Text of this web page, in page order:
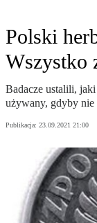
Polski
Wszystko
Badacze ustalili,
używany, gdyby nie
Publikacja: 23.09.2021 21:00